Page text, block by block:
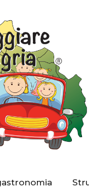
Località
Eventi
Circuito